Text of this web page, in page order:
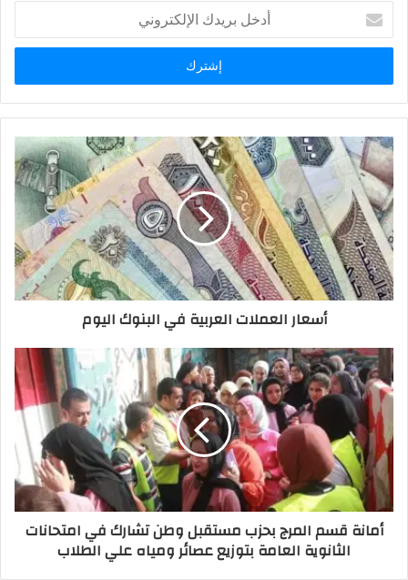
أدخل
بريدك
الإلكتروني
أسعار العملات العربية في البنوك اليوم
أمانة قسم المرج بحزب مستقبل وطن تشارك في امتحانات
الثانوية العامة بتوزيع عصائر ومياه علي الطلاب